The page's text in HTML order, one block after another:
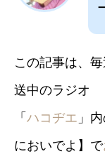
この記事は、
送中のラジオ
「 ハコヂエ 」
においでよ】で